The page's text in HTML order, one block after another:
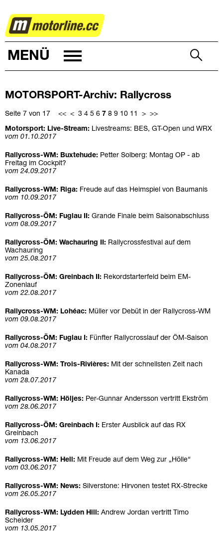
MOTORSPORT
MENÜ
MOTORSPORT-Archiv: Rallycross
Seite 7 von 17 << < 3 4 5 6 7 8 9 10 11 > >>
Motorsport: Live-Stream: Livestreams: BES, GT-Open und WRX
vom 01.10.2017
Rallycross-WM: Buxtehude: Petter Solberg: Montag OP - ab
Freitag im Cockpit?
vom 24.09.2017
Rallycross-WM: Riga: Freude auf das Heimspiel von Baumanis
vom 10.09.2017
Rallycross-ÖM: Fuglau II: Grande Finale beim Saisonabschluss
vom 08.09.2017
Rallycross-ÖM: Wachauring II: Rallycrossfestival auf dem
Wachauring
vom 25.08.2017
Rallycross-ÖM: Greinbach II: Rekordstarterfeld beim EM-
Zonenlauf
vom 22.08.2017
Rallycross-WM: Lohéac: Müller vor Debüt in der Rallycross-WM
vom 09.08.2017
Rallycross-ÖM: Fuglau I: Fünfter Rallycrosslauf der ÖM-Saison
vom 04.08.2017
Rallycross-WM: Trois-Rivières: Mit der schnellsten Zeit nach
Kanada
vom 28.07.2017
Rallycross-WM: Höljes: Per-Gunnar Andersson vertritt Ekström
vom 28.06.2017
Rallycross-ÖM: Greinbach I: Erster Ausblick auf das RX
Greinbach
vom 13.06.2017
Rallycross-WM: Hell: Mit Freude auf dem Weg zur „Hölle“
vom 03.06.2017
Rallycross-WM: News: Silverstone: Hirvonen testet RX-Strecke
vom 26.05.2017
Rallycross-WM: Lydden Hill: Andrew Jordan vertritt Timo
Scheider
vom 13.05.2017